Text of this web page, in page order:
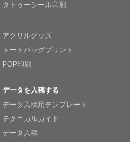
タトゥーシール印刷
アクリルグッズ
トートバッグプリント
POP印刷
データを入稿する
データ入稿用テンプレート
テクニカルガイド
データ入稿